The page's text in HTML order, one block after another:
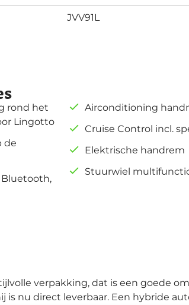
JVV91L
rond het
Lingotto
de
Bluetooth,
Airconditioning
Cruise Control incl.
Elektrische handrem
Stuurwiel
verpakking, dat is een goede
is nu direct leverbaar. Een hybride